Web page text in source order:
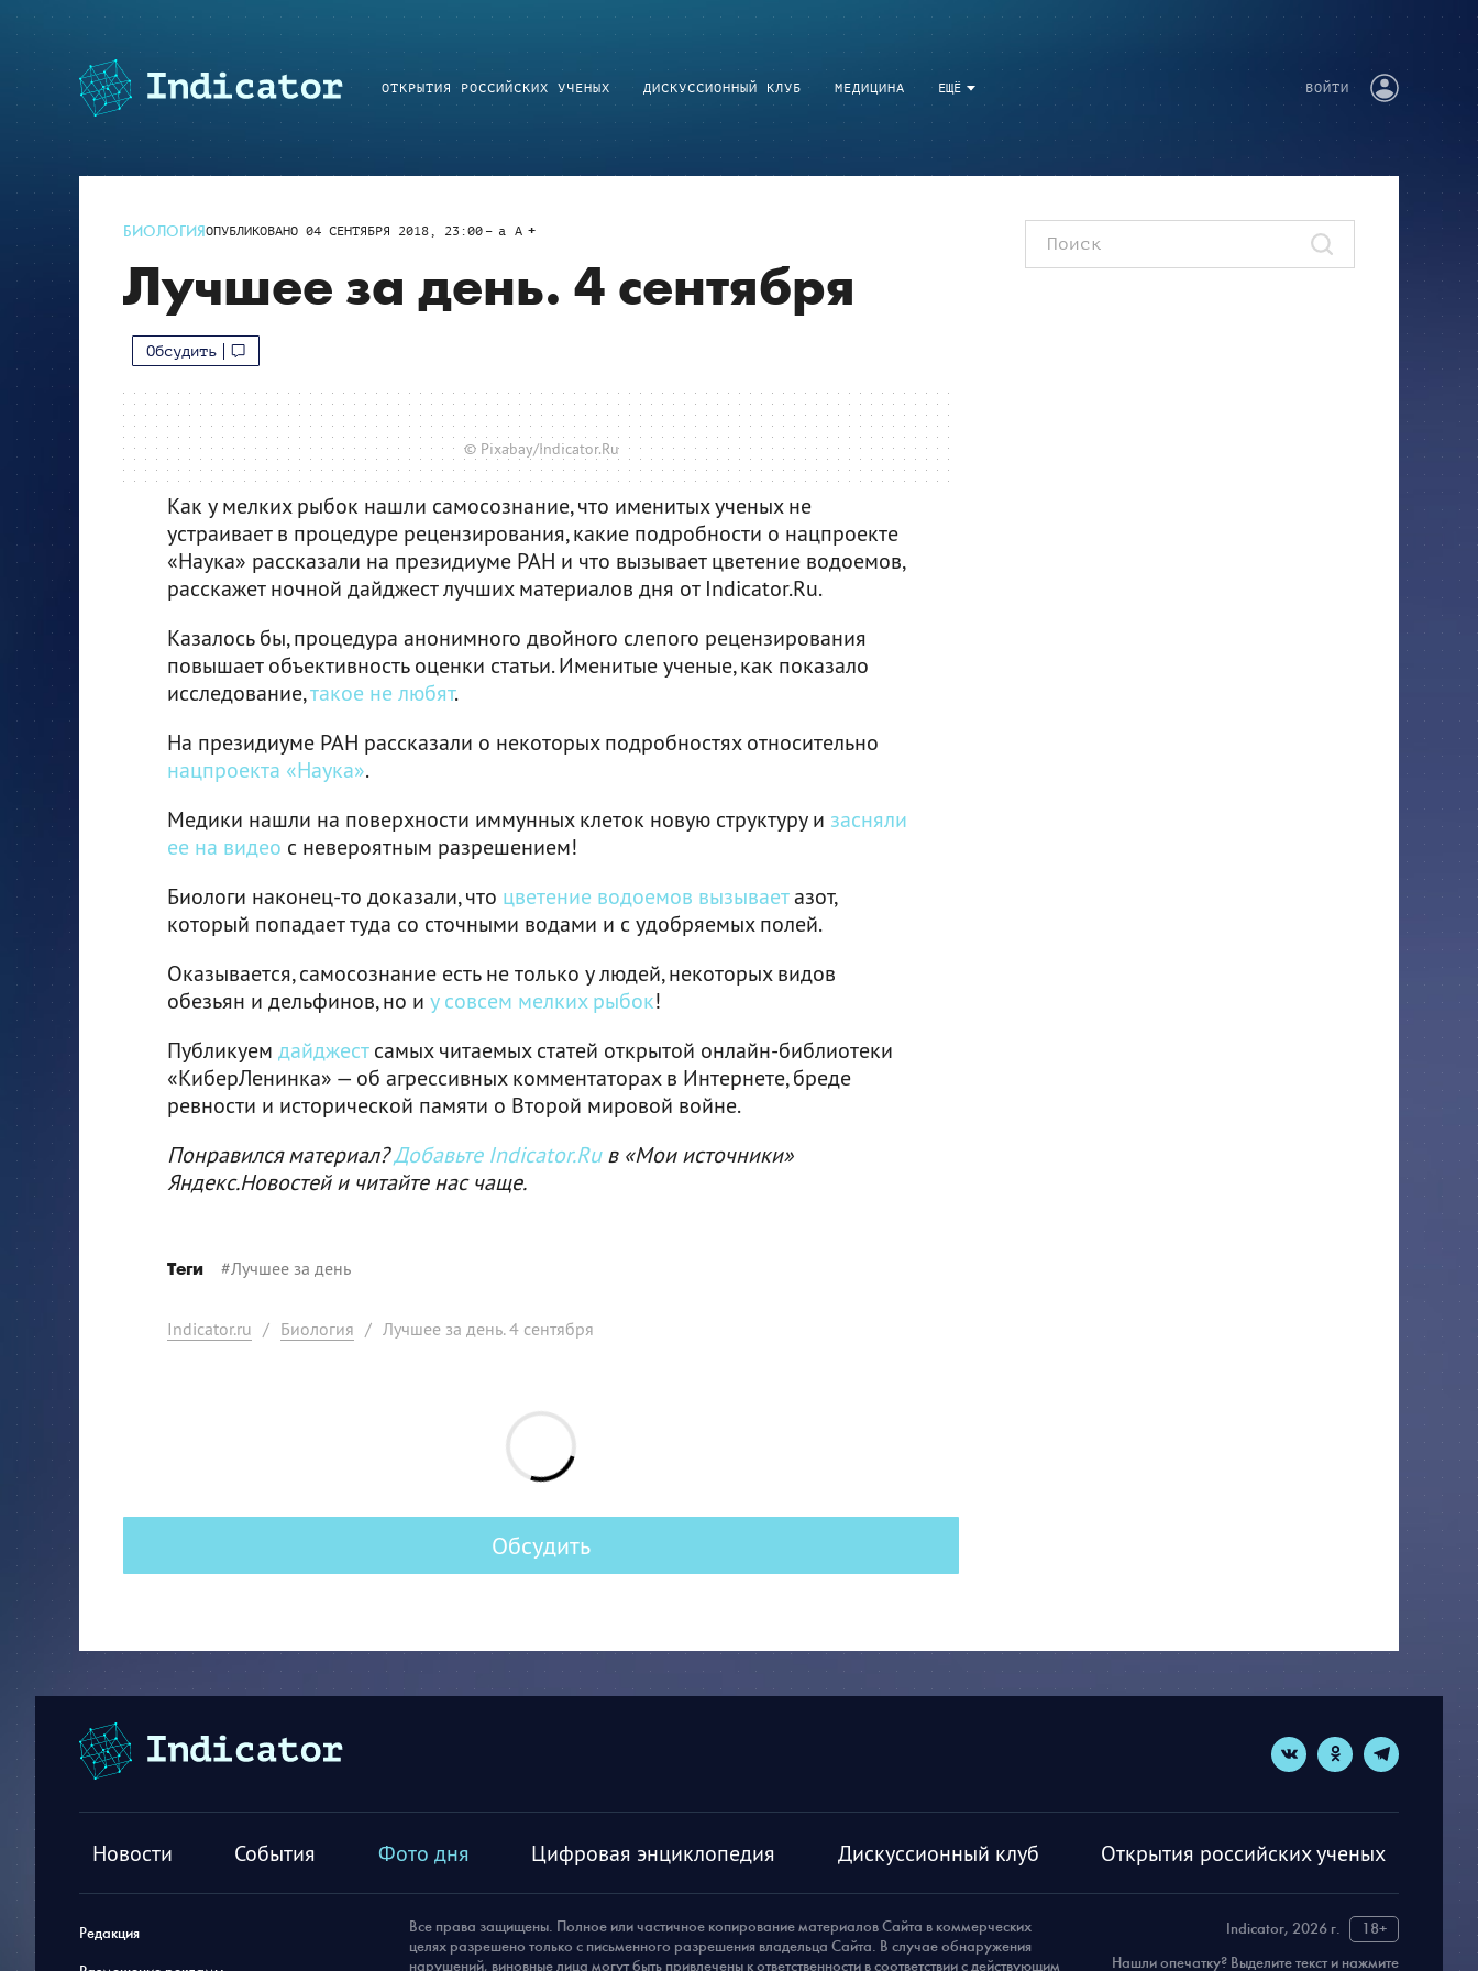
ЕЩЁ
ОТКРЫТИЯ РОССИЙСКИХ УЧЕНЫХ ДИСКУССИОННЫЙ КЛУБ МЕДИЦИНА ВОЙТИ
БИОЛОГИЯОПУБЛИКОВАНО 04 СЕНТЯБРЯ 2018, 23:00 a A
Лучшее за день. 4 сентября
Обсудить
© Pixabay/Indicator.Ru
Как у мелких рыбок нашли самосознание, что именитых ученых не
устраивает в процедуре рецензирования, какие подробности о нацпроекте
«Наука» рассказали на президиуме РАН и что вызывает цветение водоемов,
расскажет ночной дайджест лучших материалов дня от Indicator.Ru.
Казалось бы, процедура анонимного двойного слепого рецензирования
повышает объективность оценки статьи. Именитые ученые, как показало
исследование,такое не любят.
На президиуме РАН рассказали о некоторых подробностях относительно
нацпроекта «Наука».
Медики нашли на поверхности иммунных клеток новую структуру и засняли
ее на видео с невероятным разрешением!
Биологи наконец-то доказали, что цветение водоемов вызываетазот,
который попадает туда со сточными водами и с удобряемых полей.
Оказывается, самосознание есть не только у людей, некоторых видов
обезьян и дельфинов, но и у совсем мелких рыбок!
Публикуем дайджестсамых читаемых статей открытой онлайн-библиотеки
«КиберЛенинка» — об агрессивных комментаторах в Интернете, бреде
ревности и исторической памяти о Второй мировой войне.
Понравился материал?Добавьте Indicator.Ruв «Мои источники»
Яндекс.Новостей и читайте нас чаще.
Теги #Лучшее за день
Indicator.ru / Биология / Лучшее за день. 4 сентября
Обсудить
Новости События Фото дня Цифровая энциклопедия Дискуссионный клуб Открытия российских ученых
Редакция Indicator, 2026 г.
18+
Нашли опечатку? Выделите текст и нажмите
Все права защищены. Полное или частичное копирование материалов Сайта в коммерческих
целях разрешено только с письменного разрешения владельца Сайта. В случае обнаружения
нарушений, виновные лица могут быть привлечены к ответственности в соответствии с действующим